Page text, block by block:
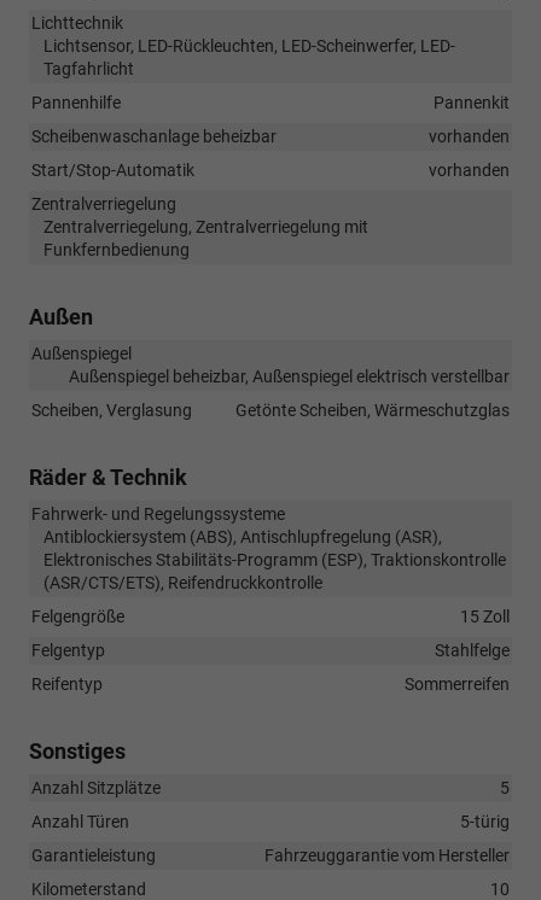
Lichttechnik
Lichtsensor, LED-Rückleuchten, LED-Scheinwerfer, LED-
Tagfahrlicht
Pannenhilfe
Pannenkit
Scheibenwaschanlage beheizbar
vorhanden
Start/Stop-Automatik
vorhanden
Zentralverriegelung
Zentralverriegelung, Zentralverriegelung mit
Funkfernbedienung
Außen
Außenspiegel
Außenspiegel beheizbar, Außenspiegel elektrisch verstellbar
Scheiben, Verglasung
Getönte Scheiben, Wärmeschutzglas
Räder & Technik
Fahrwerk- und Regelungssysteme
Antiblockiersystem (ABS), Antischlupfregelung (ASR),
Elektronisches Stabilitäts-Programm (ESP), Traktionskontrolle
(ASR/CTS/ETS), Reifendruckkontrolle
Felgengröße
15 Zoll
Felgentyp
Stahlfelge
Reifentyp
Sommerreifen
Sonstiges
Anzahl Sitzplätze
5
Anzahl Türen
5-türig
Garantieleistung
Fahrzeuggarantie vom Hersteller
Kilometerstand
10